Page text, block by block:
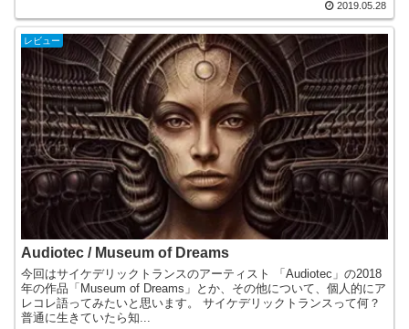
2019.05.28
レビュー
Audiotec / Museum of Dreams
今回はサイケデリックトランスのアーティスト 「Audiotec」の2018
年の作品「Museum of Dreams」とか、その他について、個人的にア
レコレ語ってみたいと思います。 サイケデリックトランスって何？
普通に生きていたら知...